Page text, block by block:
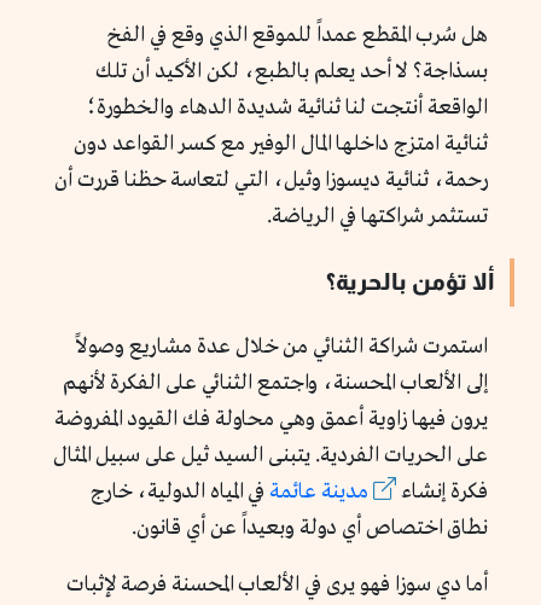
هل سُرب المقطع عمداً للموقع الذي وقع في الفخ
بسذاجة؟ لا أحد يعلم بالطبع، لكن الأكيد أن تلك
الواقعة أنتجت لنا ثنائية شديدة الدهاء والخطورة؛
ثنائية امتزج داخلها المال الوفير مع كسر القواعد دون
رحمة، ثنائية ديسوزا وثيل، التي لتعاسة حظنا قررت أن
تستثمر شراكتها في الرياضة.
ألا تؤمن بالحرية؟
استمرت شراكة الثنائي من خلال عدة مشاريع وصولاً
إلى الألعاب المحسنة، واجتمع الثنائي على الفكرة لأنهم
يرون فيها زاوية أعمق وهي محاولة فك القيود المفروضة
على الحريات الفردية. يتبنى السيد ثيل على سبيل المثال
فكرة إنشاء
مدينة عائمة في المياه الدولية، خارج
نطاق اختصاص أي دولة وبعيداً عن أي قانون.
أما دي سوزا فهو يرى في الألعاب المحسنة فرصة لإثبات